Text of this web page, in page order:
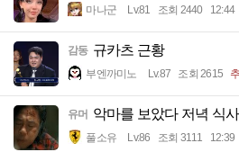
마나군 Lv.81 조회 2440 12:44
감동 규카츠 근황
부엔까미노 Lv.87 조회 2615
유머 악마를 보았다 저녁 식
풀소유 Lv.86 조회 3111 12:39